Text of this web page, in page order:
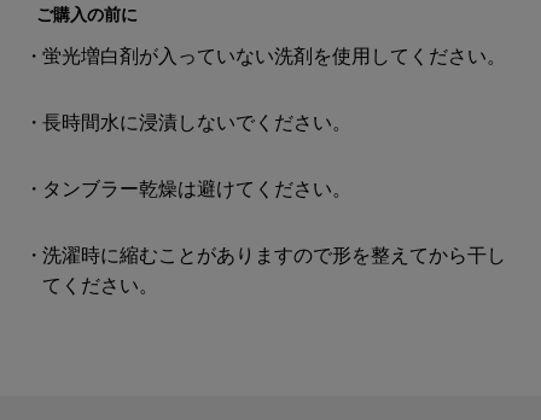
ご購入の前に
蛍光増白剤が入っていない洗剤を使用してください。
長時間水に浸漬しないでください。
タンブラー乾燥は避けてください。
洗濯時に縮むことがありますので形を整えてから干し
てください。